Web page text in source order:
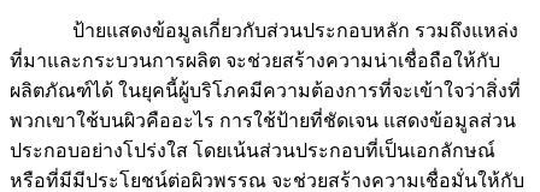
ป้ายแสดงข้อมูลเกี่ยวกับส่วนประกอบหลัก รวมถึงแหล่ง
ที่มาและกระบวนการผลิต จะช่วยสร้างความน่าเชื่อถือให้กับ
ผลิตภัณฑ์ได้ ในยุคนี้ผู้บริโภคมีความต้องการที่จะเข้าใจว่าสิ่งที่
พวกเขาใช้บนผิวคืออะไร การใช้ป้ายที่ชัดเจน แสดงข้อมูลส่วน
ประกอบอย่างโปร่งใส โดยเน้นส่วนประกอบที่เป็นเอกลักษณ์
หรือที่มีมีประโยชน์ต่อผิวพรรณ จะช่วยสร้างความเชื่อมั่นให้กับ